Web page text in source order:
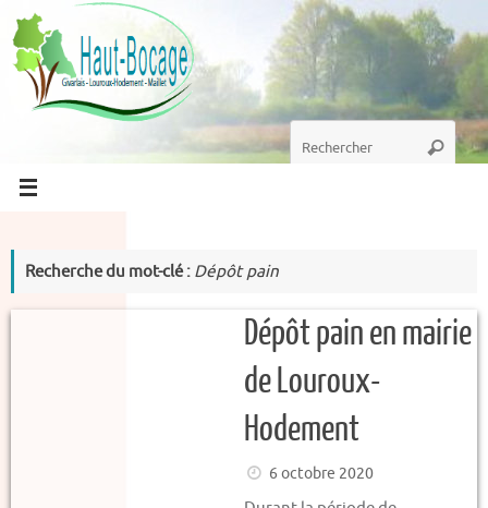
Passer
au
contenu
Recherche
pour
Recherche du mot-clé : Dépôt pain
Dépôt pain en mairie
de Louroux-
Hodement
6 octobre 2020